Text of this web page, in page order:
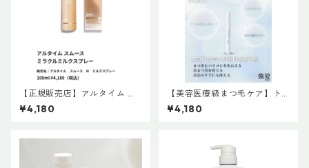
【正規販売店】アルタイム ス
ムース ミラクルミルクスプレ
ー （販売名：アルタイム ス
¥4,180
【美容医療級まつ毛ケア】ト
リプルロングラッシュ SC30
再生医療で注目の美容成分を
¥4,180